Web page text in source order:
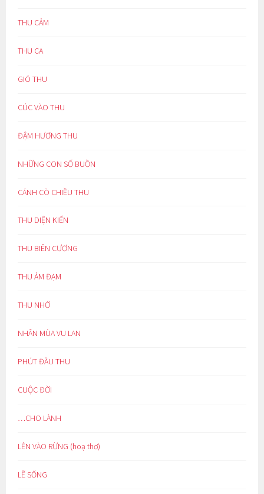
THU CẢM
THU CA
GIÓ THU
CÚC VÀO THU
ĐẬM HƯƠNG THU
NHỮNG CON SỐ BUỒN
CÁNH CÒ CHIỀU THU
THU DIỆN KIẾN
THU BIÊN CƯƠNG
THU ẢM ĐẠM
THU NHỚ
NHÂN MÙA VU LAN
PHÚT ĐẦU THU
CUỘC ĐỜI
…CHO LÀNH
LẺN VÀO RỪNG (hoạ thơ)
LẼ SỐNG